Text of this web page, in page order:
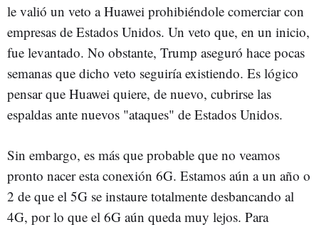
le valió un veto a Huawei prohibiéndole comerciar con
empresas de Estados Unidos. Un veto que, en un inicio,
fue levantado. No obstante, Trump aseguró hace pocas
semanas que dicho veto seguiría existiendo. Es lógico
pensar que Huawei quiere, de nuevo, cubrirse las
espaldas ante nuevos "ataques" de Estados Unidos.
Sin embargo, es más que probable que no veamos
pronto nacer esta conexión 6G. Estamos aún a un año o
2 de que el 5G se instaure totalmente desbancando al
4G, por lo que el 6G aún queda muy lejos. Para